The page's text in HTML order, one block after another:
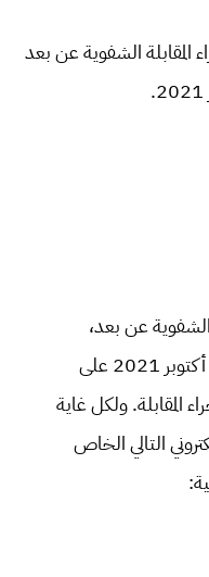
المقابلة الشفوية عن بعد
الشفوية عن بعد،
سيتوصلون ابتداء من يوم الجمعة 8 أكتوبر 2021 على
المقابلة. ولكل غاية
التالي الخاص